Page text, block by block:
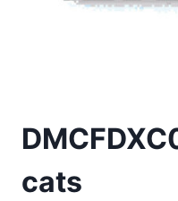
cats